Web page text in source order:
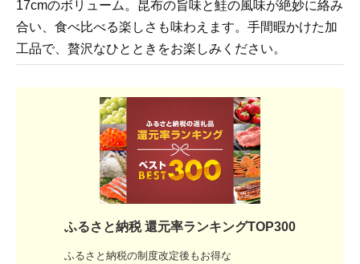
17cmのボリューム。昆布の旨味と鮭の風味が絶妙に絡み
合い、食べ比べる楽しさも味わえます。手間暇かけた加
工品で、贅沢なひとときをお楽しみください。
ふるさと納税 還元率ランキングTOP300
ふるさと納税の制度改定後もお得な